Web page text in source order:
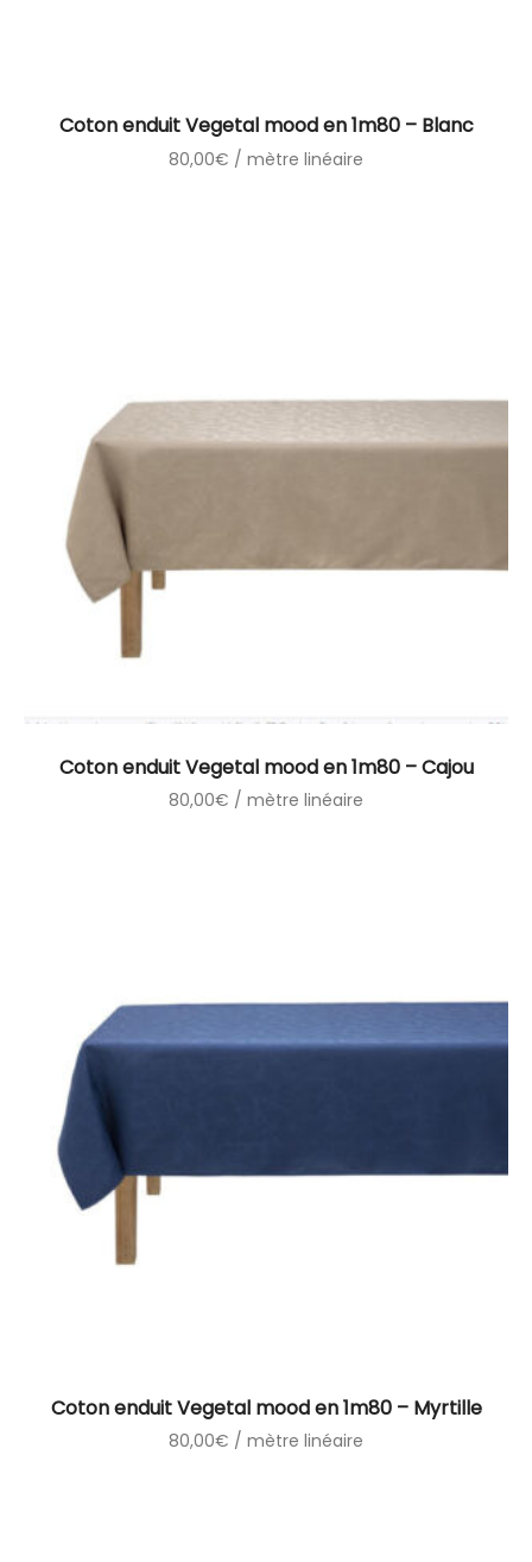
Coton enduit Vegetal mood en 1m80 – Blanc
80,00€ / mètre linéaire
Coton enduit Vegetal mood en 1m80 – Cajou
80,00€ / mètre linéaire
Coton enduit Vegetal mood en 1m80 – Myrtille
80,00€ / mètre linéaire